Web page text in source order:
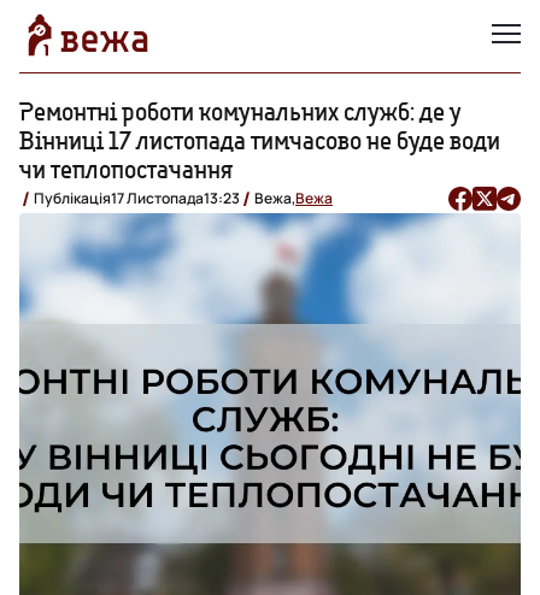
Ремонтні роботи комунальних служб: де у
Вінниці 17 листопада тимчасово не буде води
чи теплопостачання
Публікація17 Листопада13:23 Вежа,Вежа